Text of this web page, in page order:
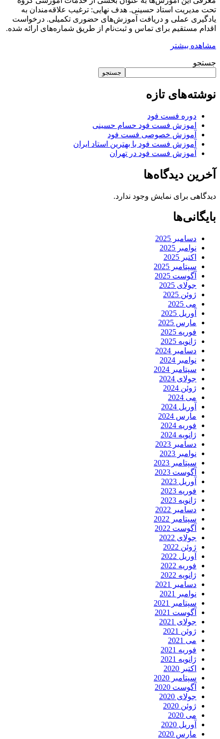
تحت مدیریت استاد حسینی. هدف نهایی: ترغیب علاقه‌مندان به
یادگیری عملی و دریافت آموزش‌های حضوری تکمیلی. درخواست
اقدام مستقیم برای تماس و ثبت‌نام از طریق شماره‌های ارائه شده.
مشاهده بیشتر
جستجو
جستجو
نوشته‌های تازه
دوره فست فود
اموزش فست فود حسام حسینی
آموزش خصوصی فست فود
آموزش فست فود با بهترین استاد ایران
آموزش فست فود در تهران
آخرین دیدگاه‌ها
دیدگاهی برای نمایش وجود ندارد.
بایگانی‌ها
دسامبر 2025
نوامبر 2025
اکتبر 2025
سپتامبر 2025
آگوست 2025
جولای 2025
ژوئن 2025
می 2025
آوریل 2025
مارس 2025
فوریه 2025
ژانویه 2025
دسامبر 2024
نوامبر 2024
سپتامبر 2024
جولای 2024
ژوئن 2024
می 2024
آوریل 2024
مارس 2024
فوریه 2024
ژانویه 2024
دسامبر 2023
نوامبر 2023
سپتامبر 2023
آگوست 2023
آوریل 2023
فوریه 2023
ژانویه 2023
دسامبر 2022
سپتامبر 2022
آگوست 2022
جولای 2022
ژوئن 2022
آوریل 2022
فوریه 2022
ژانویه 2022
دسامبر 2021
نوامبر 2021
سپتامبر 2021
آگوست 2021
جولای 2021
ژوئن 2021
می 2021
فوریه 2021
ژانویه 2021
اکتبر 2020
سپتامبر 2020
آگوست 2020
جولای 2020
ژوئن 2020
می 2020
آوریل 2020
مارس 2020